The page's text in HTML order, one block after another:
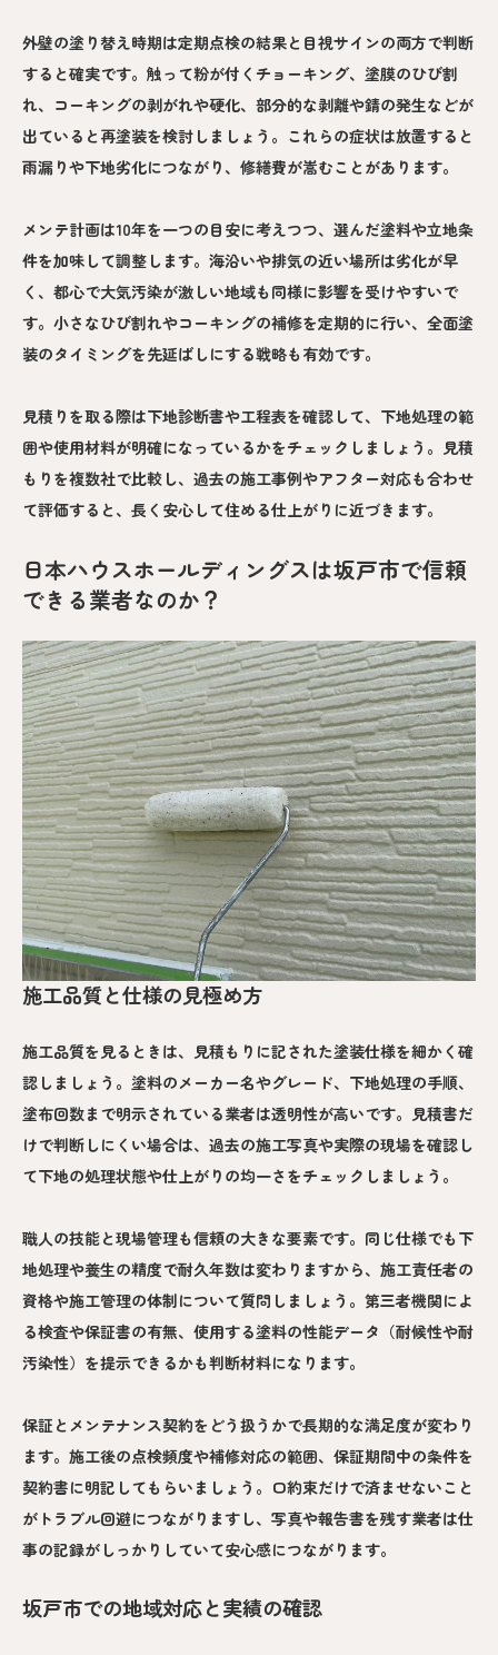
外壁の塗り替え時期は定期点検の結果と目視サインの両方で判断
すると確実です。触って粉が付くチョーキング、塗膜のひび割
れ、コーキングの剥がれや硬化、部分的な剥離や錆の発生などが
出ていると再塗装を検討しましょう。これらの症状は放置すると
雨漏りや下地劣化につながり、修繕費が嵩むことがあります。
メンテ計画は10年を一つの目安に考えつつ、選んだ塗料や立地条
件を加味して調整します。海沿いや排気の近い場所は劣化が早
く、都心で大気汚染が激しい地域も同様に影響を受けやすいで
す。小さなひび割れやコーキングの補修を定期的に行い、全面塗
装のタイミングを先延ばしにする戦略も有効です。
見積りを取る際は下地診断書や工程表を確認して、下地処理の範
囲や使用材料が明確になっているかをチェックしましょう。見積
もりを複数社で比較し、過去の施工事例やアフター対応も合わせ
て評価すると、長く安心して住める仕上がりに近づきます。
日本ハウスホールディングスは坂戸市で信頼
できる業者なのか？
施工品質と仕様の見極め方
施工品質を見るときは、見積もりに記された塗装仕様を細かく確
認しましょう。塗料のメーカー名やグレード、下地処理の手順、
塗布回数まで明示されている業者は透明性が高いです。見積書だ
けで判断しにくい場合は、過去の施工写真や実際の現場を確認し
て下地の処理状態や仕上がりの均一さをチェックしましょう。
職人の技能と現場管理も信頼の大きな要素です。同じ仕様でも下
地処理や養生の精度で耐久年数は変わりますから、施工責任者の
資格や施工管理の体制について質問しましょう。第三者機関によ
る検査や保証書の有無、使用する塗料の性能データ（耐候性や耐
汚染性）を提示できるかも判断材料になります。
保証とメンテナンス契約をどう扱うかで長期的な満足度が変わり
ます。施工後の点検頻度や補修対応の範囲、保証期間中の条件を
契約書に明記してもらいましょう。口約束だけで済ませないこと
がトラブル回避につながりますし、写真や報告書を残す業者は仕
事の記録がしっかりしていて安心感につながります。
坂戸市での地域対応と実績の確認